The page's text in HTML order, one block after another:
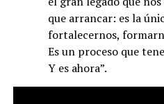
que arrancar: es la
fortalecernos,
Es un proceso que
Y es ahora”.